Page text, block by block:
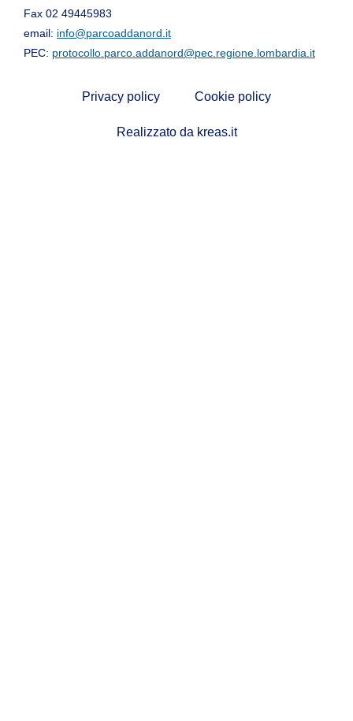
Fax 02 49445983
email: info@parcoaddanord.it
PEC: protocollo.parco.addanord@pec.regione.lombardia.it
Privacy policy Cookie policy
Realizzato da kreas.it